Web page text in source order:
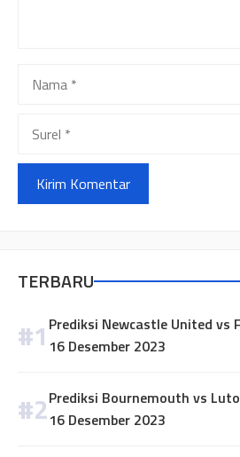
TERBARU
Prediksi Newcastle United vs
16 Desember 2023
Prediksi Bournemouth vs
16 Desember 2023